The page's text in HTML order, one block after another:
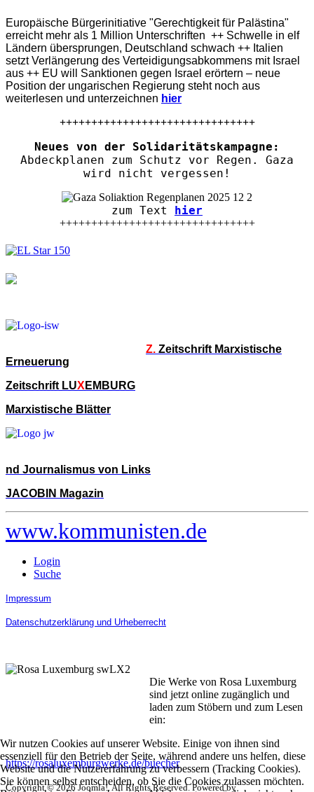
Europäische Bürgerinitiative "Gerechtigkeit für Palästina"
erreicht mehr als 1 Million Unterschriften ++ Schwelle in elf
Ländern übersprungen, Deutschland schwach ++ Italien
setzt Verlängerung des Verteidigungsabkommens mit Israel
aus ++ EU will Sanktionen gegen Israel erörtern – neue
Position der ungarischen Regierung steht noch aus
weiterlesen und unterzeichnen hier
+++++++++++++++++++++++++++++++
Neues von der Solidaritätskampagne:
Abdeckplanen zum Schutz vor Regen. Gaza
wird nicht vergessen!
zum Text hier
+++++++++++++++++++++++++++++++
Z. Zeitschrift Marxistische
Erneuerung
Zeitschrift LUX EMBURG
Marxistische Blätter
nd Journalismus von Links
JACOBIN Magazin
www.kommunisten.de
Login
Suche
Impressum
Datenschutzerklärung und Urheberrecht
Die Werke von Rosa Luxemburg
sind jetzt online zugänglich und
laden zum Stöbern und zum Lesen
ein:
https://rosaluxemburgwerke.de/buecher
Copyright © 2026 Joomla!. All Rights Reserved. Powered by
Wir nutzen Cookies auf unserer Website. Einige von ihnen sind
essenziell für den Betrieb der Seite, während andere uns helfen, diese
Website und die Nutzererfahrung zu verbessern (Tracking Cookies).
Sie können selbst entscheiden, ob Sie die Cookies zulassen möchten.